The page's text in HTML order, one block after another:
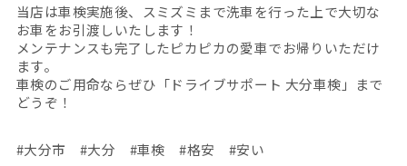
当店は車検実施後、スミズミまで洗車を行った上で大切な
お車をお引渡しいたします！
メンテナンスも完了したピカピカの愛車でお帰りいただけ
ます。
車検のご用命ならぜひ「ドライブサポート 大分車検」まで
どうぞ！
#大分市 #大分 #車検 #格安 #安い